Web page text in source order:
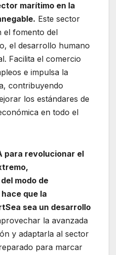
marítimo en la
Este sector
el fomento del
el desarrollo humano
Facilita el comercio
e impulsa la
contribuyendo
los estándares de
en todo el
para revolucionar el
modo de
que la
sea un desarrollo
la avanzada
y adaptarla al sector
para marcar